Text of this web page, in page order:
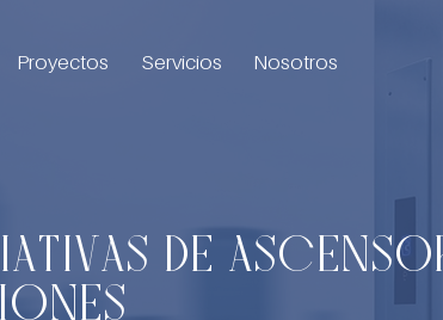
Proyectos Servicios Nosotros
DE